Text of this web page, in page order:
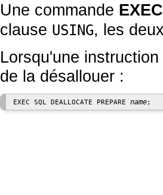
Une commande
clause USING, les
Lorsqu'une
de la désallouer :
EXEC SQL DEALLOCATE PREPARE name